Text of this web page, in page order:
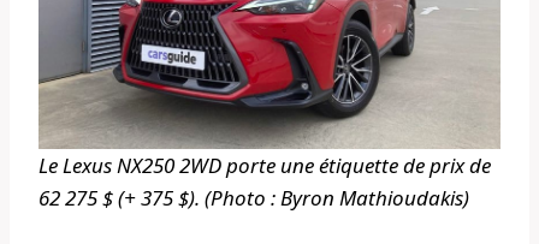
Le Lexus NX250 2WD porte une étiquette de prix de
62 275 $ (+ 375 $). (Photo : Byron Mathioudakis)